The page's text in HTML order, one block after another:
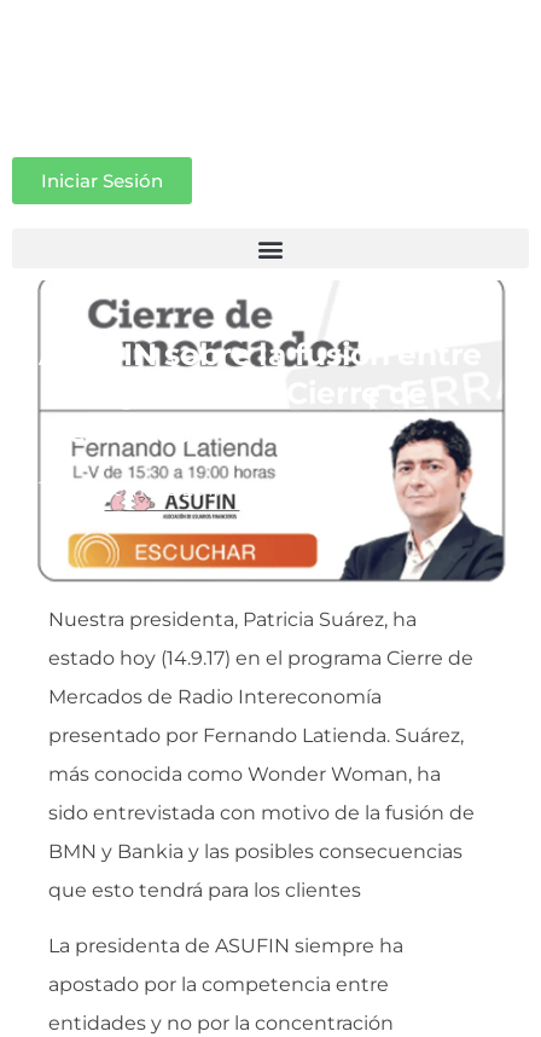
Iniciar Sesión
ASUFIN sobre la fusión entre
Mercados – 14.09.17
14 septiembre 2017
Nuestra presidenta, Patricia Suárez, ha
estado hoy (14.9.17) en el programa Cierre de
Mercados de Radio Intereconomía
presentado por Fernando Latienda. Suárez,
más conocida como Wonder Woman, ha
sido entrevistada con motivo de la fusión de
BMN y Bankia y las posibles consecuencias
que esto tendrá para los clientes
La presidenta de ASUFIN siempre ha
apostado por la competencia entre
entidades y no por la concentración